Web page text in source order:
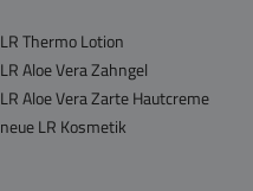
LR Thermo Lotion
LR Aloe Vera Zahngel
LR Aloe Vera Zarte Hautcreme
neue LR Kosmetik